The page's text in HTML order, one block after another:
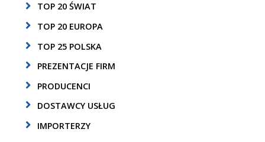
TOP 20 ŚWIAT
TOP 20 EUROPA
TOP 25 POLSKA
PREZENTACJE FIRM
PRODUCENCI
DOSTAWCY USŁUG
IMPORTERZY